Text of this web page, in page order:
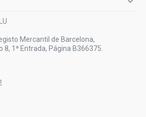
Mercantil de Barcelona,
8, 1ª Entrada, Página B366375.